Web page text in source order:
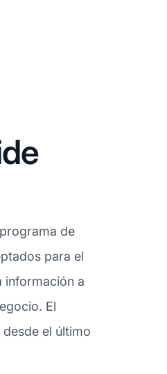
de
para el
información a
El
el último